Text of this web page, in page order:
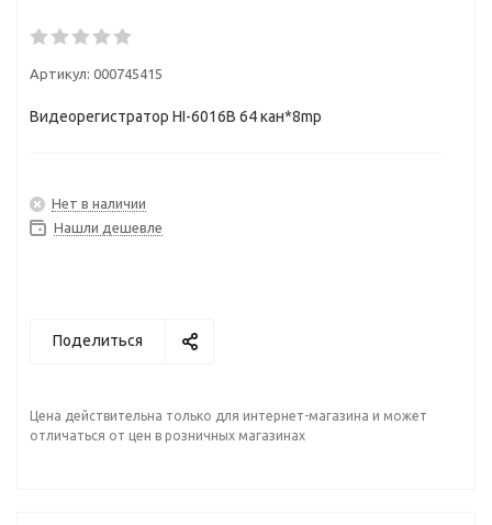
Артикул: 000745415
Видеорегистратор HI-6016B 64 кан*8mp
Нет в наличии
Нашли дешевле
Поделиться
Цена действительна только для интернет-магазина и может
отличаться от цен в розничных магазинах